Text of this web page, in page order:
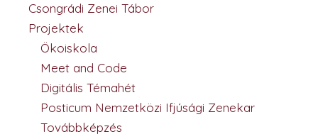
Csongrádi Zenei Tábor
Projektek
Ökoiskola
Meet and Code
Digitális Témahét
Posticum Nemzetközi Ifjúsági Zenekar
Továbbképzés